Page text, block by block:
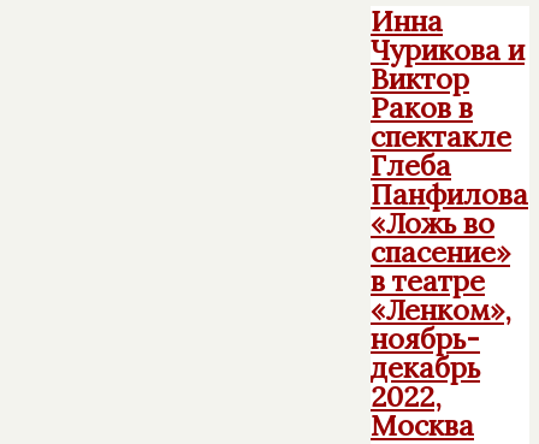
Инна
Чурикова и
Виктор
Раков в
спектакле
Глеба
Панфилова
«Ложь во
спасение»
в театре
«Ленком»,
ноябрь-
декабрь
2022,
Москва